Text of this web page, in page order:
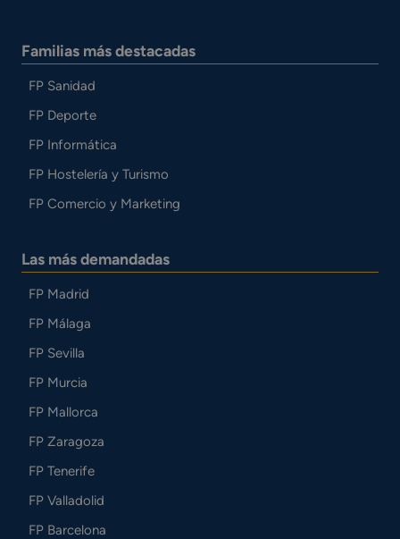
Familias más destacadas
FP Sanidad
FP Deporte
FP Informática
FP Hostelería y Turismo
FP Comercio y Marketing
Las más demandadas
FP Madrid
FP Málaga
FP Sevilla
FP Murcia
FP Mallorca
FP Zaragoza
FP Tenerife
FP Valladolid
FP Barcelona